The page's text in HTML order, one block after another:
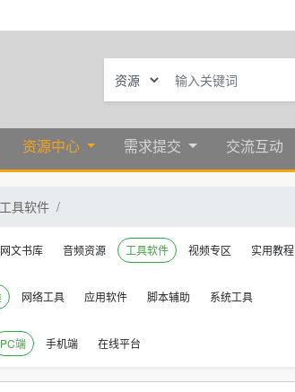
资源中心 需求提交 交流互动
工具软件
网文书库 音频资源 工具软件 视频专区 实用教程
网络工具 应用软件 脚本辅助 系统工具
PC端 手机端 在线平台